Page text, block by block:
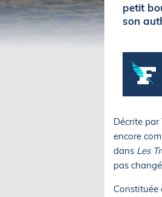
petit
son
Décrite par
encore
dans Les
pas
Constituée